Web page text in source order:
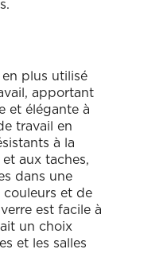
plus utilisé
apportant
et élégante à
travail en
à la
aux taches,
dans une
et de
est facile à
un choix
et les salles